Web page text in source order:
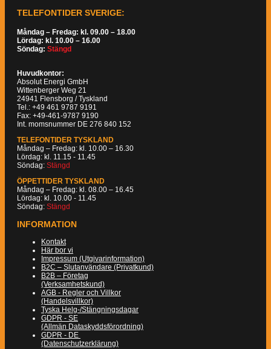
TELEFONTIDER SVERIGE:
Måndag – Fredag: kl. 09.00 – 18.00
Lördag: kl. 10.00 – 16.00
Söndag: Stängd
Huvudkontor:
Absolut Energi GmbH
Wittenberger Weg 21
24941 Flensborg / Tyskland
Tel.: +49 461 9787 9191
Fax: +49-461-9787 9190
Int. momsnummer DE 276 840 152
TELEFONTIDER TYSKLAND
Måndag – Fredag: kl. 10.00 – 16.30
Lördag: kl. 11.15 - 11.45
Söndag: Stängd
ÖPPETTIDER TYSKLAND
Måndag – Fredag: kl. 08.00 – 16.45
Lördag: kl. 10.00 - 11.45
Söndag: Stängd
INFORMATION
Kontakt
Här bor vi
Impressum (Utgivarinformation)
B2C – Slutanvändare (Privatkund)
B2B – Företag
(Verksamhetskund)
AGB - Regler och Villkor
(Handelsvillkor)
Tyska Helg-/Stängningsdagar
GDPR - SE
(Allmän Dataskyddsförordning)
GDPR - DE
(Datenschutzerklärung)